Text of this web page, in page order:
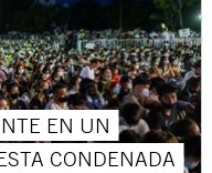
EN UN
CONDENADA